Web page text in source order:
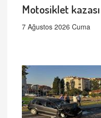
Motosiklet kazası
7 Ağustos 2026 Cuma